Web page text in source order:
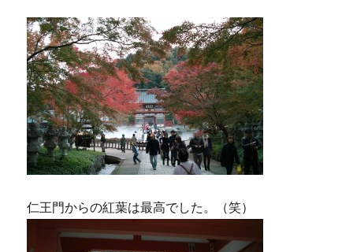
仁王門からの紅葉は最高でした。（笑）